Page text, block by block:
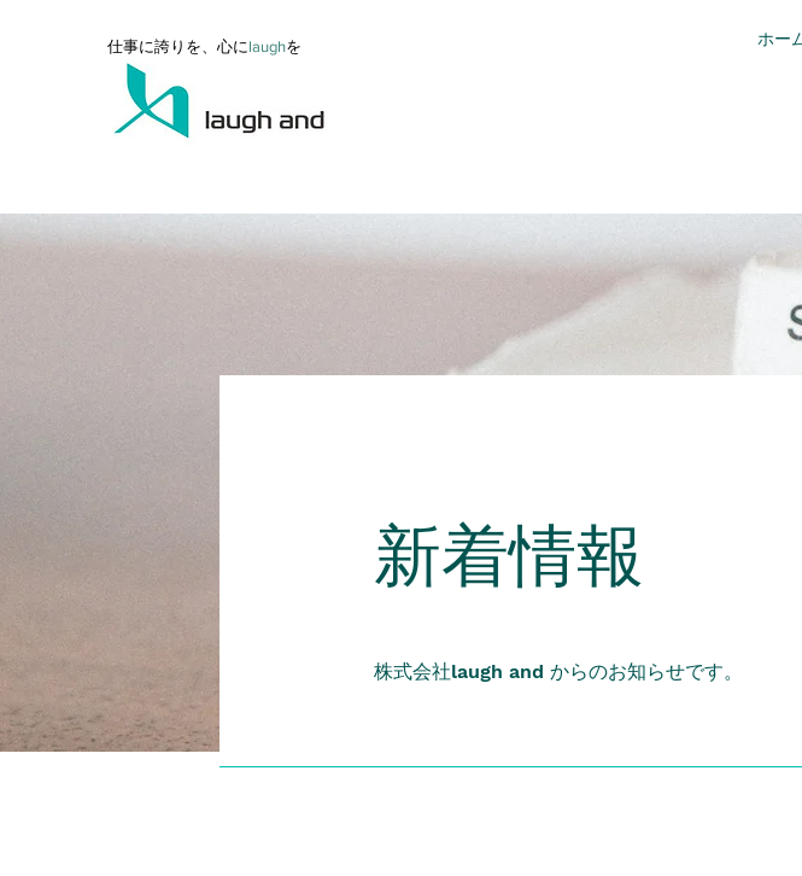
仕事に誇りを、心にlaughを ホー
​新着情報
株式会社laugh and からのお知らせです。